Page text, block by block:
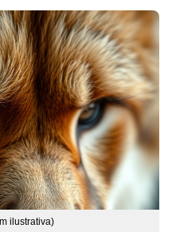
ilustrativa)